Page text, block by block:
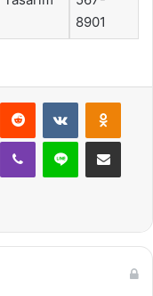
8901
Reddit VKontakte
Viber Line E-Posta ile